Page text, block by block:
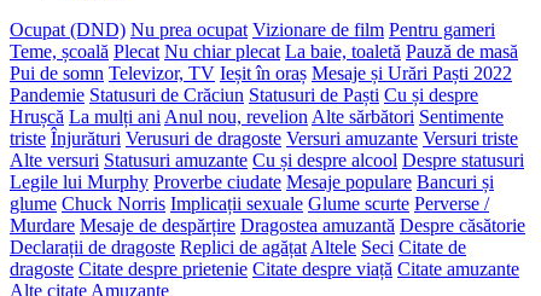
Ocupat (DND) Nu prea ocupat Vizionare de film Pentru gameri
Teme, școală Plecat Nu chiar plecat La baie, toaletă Pauză de masă
Pui de somn Televizor, TV Ieșit în oraș Mesaje și Urări Paști 2022
Pandemie Statusuri de Crăciun Statusuri de Paști Cu și despre
Hrușcă La mulți ani Anul nou, revelion Alte sărbători Sentimente
triste Înjurături Verusuri de dragoste Versuri amuzante Versuri triste
Alte versuri Statusuri amuzante Cu și despre alcool Despre statusuri
Legile lui Murphy Proverbe ciudate Mesaje populare Bancuri și
glume Chuck Norris Implicații sexuale Glume scurte Perverse /
Murdare Mesaje de despărțire Dragostea amuzantă Despre căsătorie
Declarații de dragoste Replici de agățat Altele Seci Citate de
dragoste Citate despre prietenie Citate despre viață Citate amuzante
Alte citate Amuzante